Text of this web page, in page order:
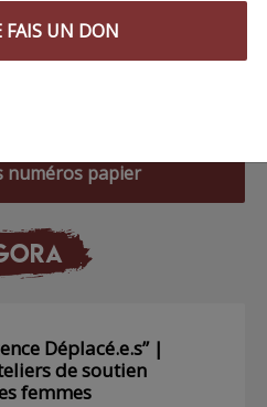
numéro papier du
numéros papier
Déplacé.e.s” |
de soutien
femmes
FAIS UN DON